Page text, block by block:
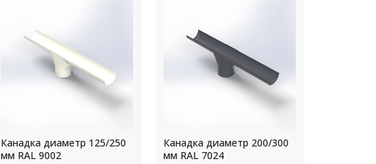
Канадка диаметр 200/300
мм RAL 7024
Канадка диаметр 120/250
мм RAL 8017